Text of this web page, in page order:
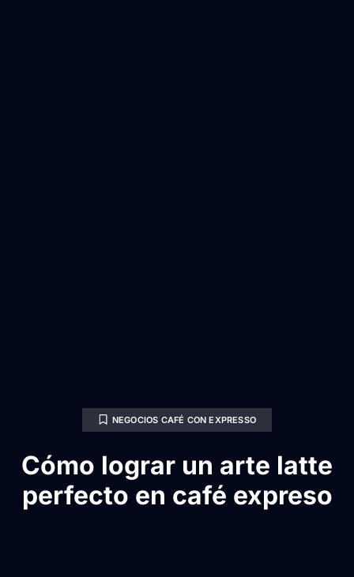
NEGOCIOS CAFÉ CON EXPRESSO
Cómo lograr un arte latte
perfecto en café expreso